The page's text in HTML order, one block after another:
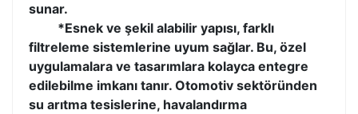
sunar.
*Esnek ve şekil alabilir yapısı, farklı
filtreleme sistemlerine uyum sağlar. Bu, özel
uygulamalara ve tasarımlara kolayca entegre
edilebilme imkanı tanır. Otomotiv sektöründen
su arıtma tesislerine, havalandırma